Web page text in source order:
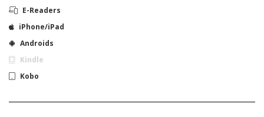
E-Readers
iPhone/iPad
Androids
Kindle
Kobo